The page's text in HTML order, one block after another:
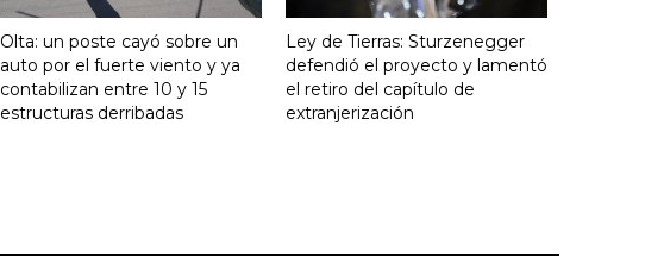
Olta: un poste cayó sobre un
auto por el fuerte viento y ya
contabilizan entre 10 y 15
estructuras derribadas
Ley de Tierras: Sturzenegger
defendió el proyecto y lamentó
el retiro del capítulo de
extranjerización